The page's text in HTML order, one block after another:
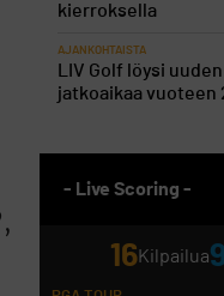
kierroksella
AJANKOHTAISTA
LIV Golf löysi
jatkoaikaa vuoteen
- Live Scoring -
16Kilpailua9